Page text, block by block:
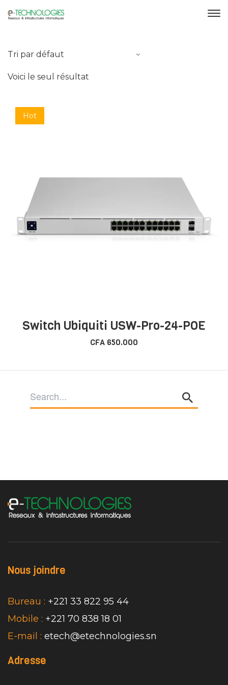
Voici le seul résultat
Hot
Switch Ubiquiti USW-Pro-24-POE
CFA 650.000
Nous joindre
Bureau : +221 33 822 95 44
Mobile : +221 70 838 18 01
E-mail : etech@etechnologies.sn
Adresse